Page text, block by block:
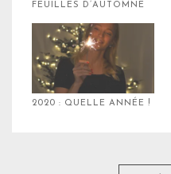
FEUILLES D’AUTOMNE
2020 : QUELLE ANNÉE !